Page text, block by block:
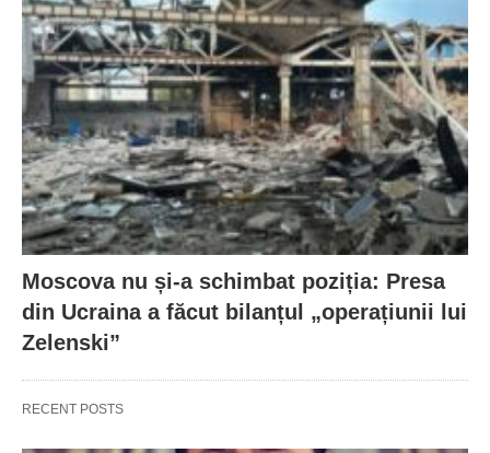
Moscova nu și-a schimbat poziția: Presa
din Ucraina a făcut bilanțul „operațiunii lui
Zelenski”
RECENT POSTS